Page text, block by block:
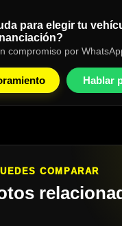
para elegir tu
compromiso por
Hablar
COMPARAR